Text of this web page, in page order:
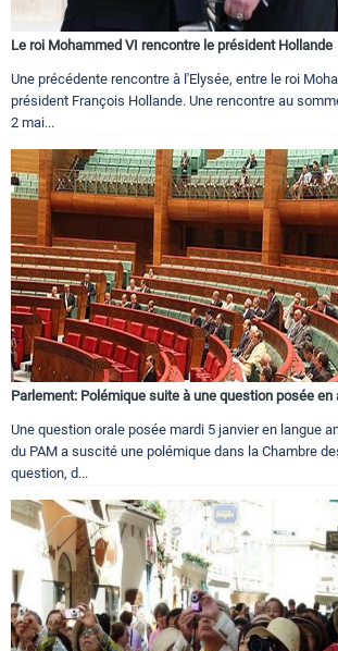
Le roi Mohammed VI rencontre le président Hollande
Une précédente rencontre à l'Elysée, entre le roi
président François Hollande. Une rencontre au
2 mai...
Parlement: Polémique suite à une question posée en
Une question orale posée mardi 5 janvier en langue
du PAM a suscité une polémique dans la Chambre
question, d...